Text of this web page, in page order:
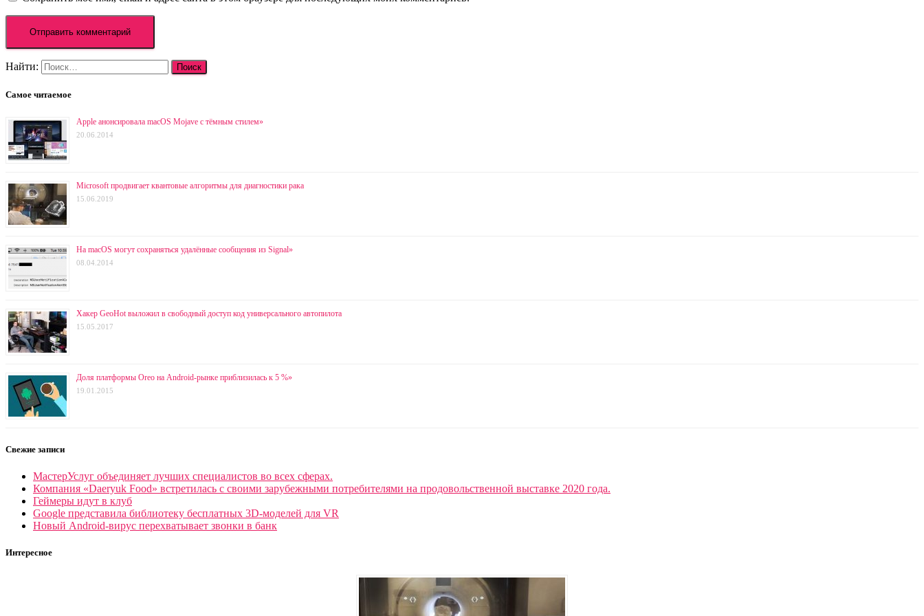
Найти:
Самое читаемое
Apple анонсировала macOS Mojave с тёмным стилем»
20.06.2014
Microsoft продвигает квантовые алгоритмы для диагностики рака
15.06.2019
На macOS могут сохраняться удалённые сообщения из Signal»
08.04.2014
Хакер GeoHot выложил в свободный доступ код универсального автопилота
15.05.2017
Доля платформы Oreo на Android-рынке приблизилась к 5 %»
19.01.2015
Свежие записи
МастерУслуг объединяет лучших специалистов во всех сферах.
Компания «Daeryuk Food» встретилась с своими зарубежными потребителями на продовольственной выставке 2020 года.
Геймеры идут в клуб
Google представила библиотеку бесплатных 3D-моделей для VR
Новый Android-вирус перехватывает звонки в банк
Интересное